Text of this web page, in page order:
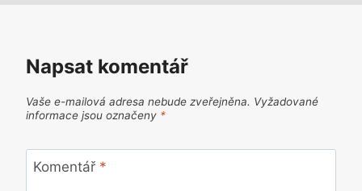
Napsat komentář
Vaše e-mailová adresa nebude zveřejněna. Vyžadované
informace jsou označeny *
Komentář *